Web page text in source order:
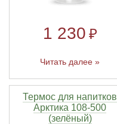
1 230 ₽
Читать далее »
Термос для напитков
Арктика 108-500
(зелёный)